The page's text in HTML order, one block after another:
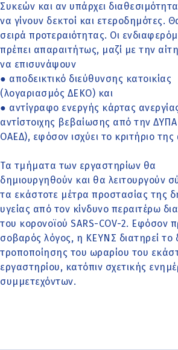
Συκεών και αν υπάρχει
να γίνουν δεκτοί και ετεροδημότες.
σειρά προτεραιότητας. Οι
πρέπει απαραιτήτως, μαζί με την
να επισυνάψουν
● αποδεικτικό διεύθυνσης κατοικίας
(λογαριασμός ΔΕΚΟ) και
● αντίγραφο ενεργής κάρτας
αντίστοιχης βεβαίωσης από την
ΟΑΕΔ), εφόσον ισχύει το κριτήριο της
Τα τμήματα των εργαστηρίων θα
δημιουργηθούν και θα λειτουργούν
τα εκάστοτε μέτρα προστασίας της
υγείας από τον κίνδυνο περαιτέρω
του κορoνοϊού SARS-COV-2. Εφόσον
σοβαρός λόγος, η ΚΕΥΝΣ διατηρεί το
τροποποίησης του ωραρίου του
εργαστηρίου, κατόπιν σχετικής
συμμετεχόντων.